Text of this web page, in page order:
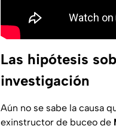
Las hipótesis
investigación
Aún no se sabe la causa
exinstructor de buceo de